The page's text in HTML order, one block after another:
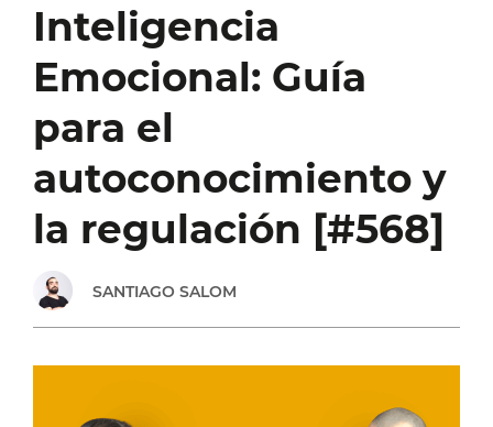
Inteligencia
Emocional: Guía
para el
autoconocimiento y
la regulación [#568]
SANTIAGO SALOM